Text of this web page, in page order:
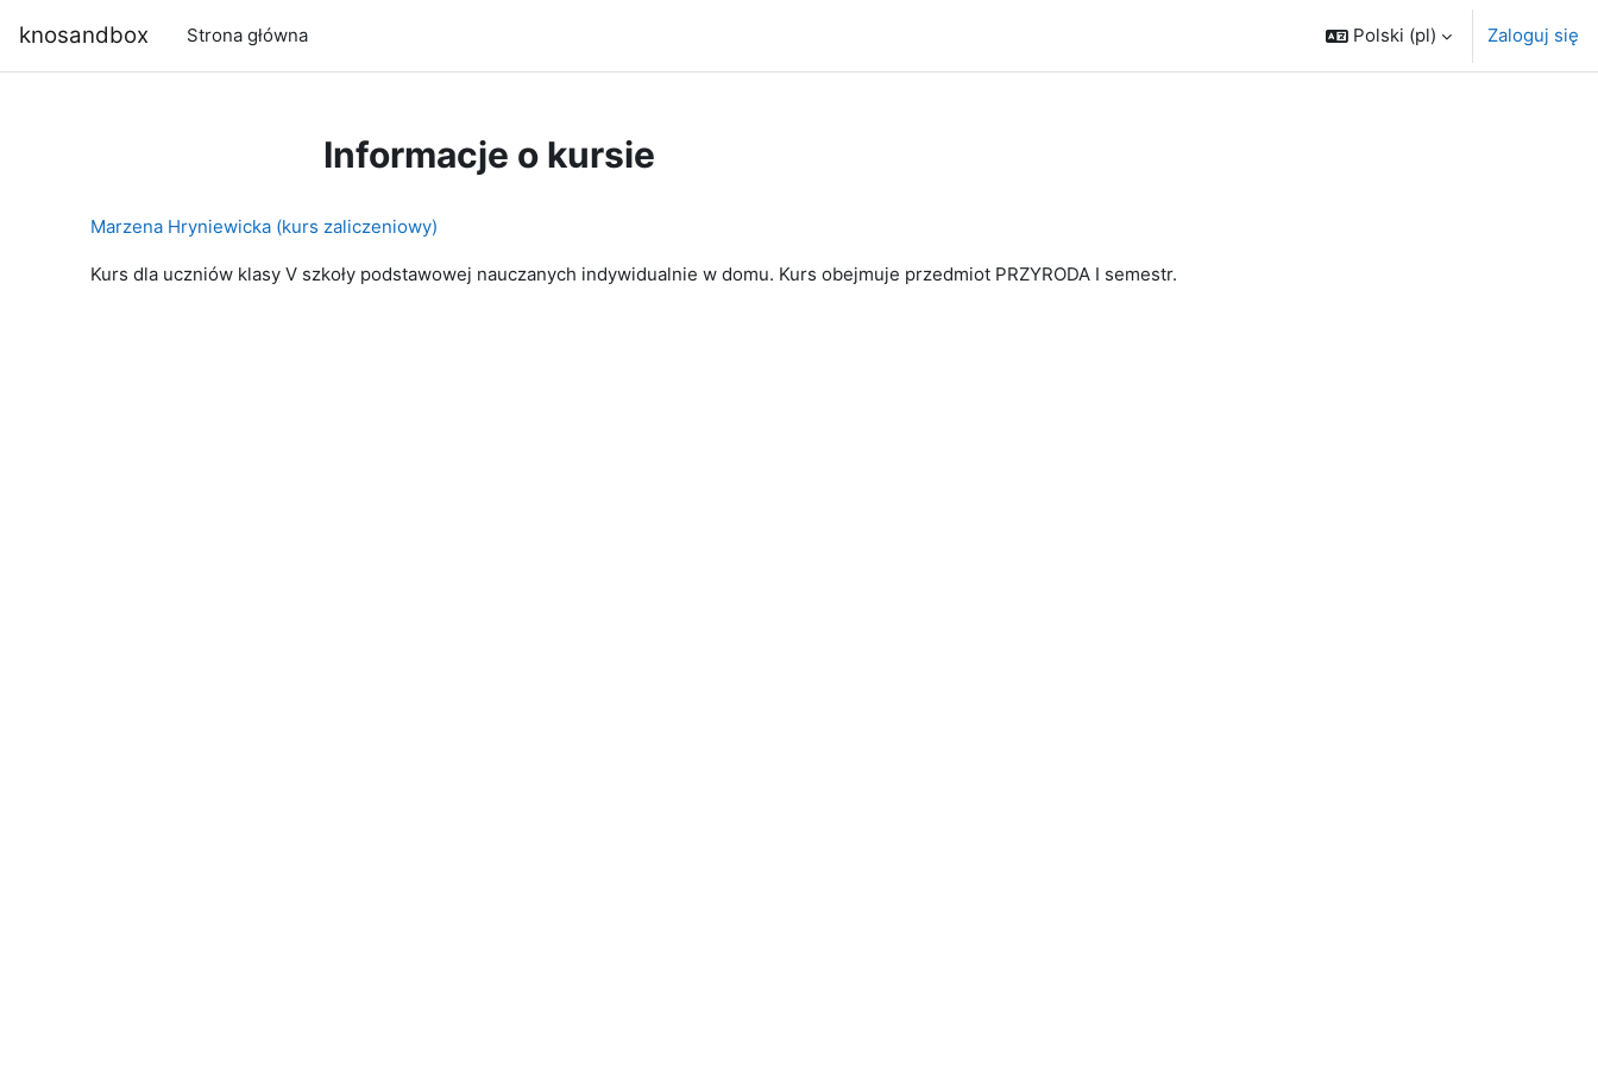
knosandbox Strona główna Polski ‎(pl)‎ Zaloguj się
Informacje o kursie
Marzena Hryniewicka (kurs zaliczeniowy)
Kurs dla uczniów klasy V szkoły podstawowej nauczanych indywidualnie w domu. Kurs obejmuje przedmiot PRZYRODA I semestr.